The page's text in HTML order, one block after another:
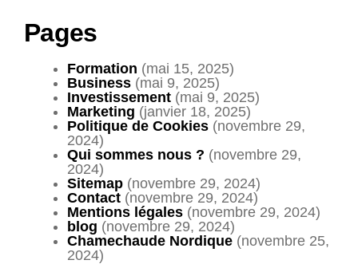
Pages
Formation (mai 15, 2025)
Business (mai 9, 2025)
Investissement (mai 9, 2025)
Marketing (janvier 18, 2025)
Politique de Cookies (novembre 29,
2024)
Qui sommes nous ? (novembre 29,
2024)
Sitemap (novembre 29, 2024)
Contact (novembre 29, 2024)
Mentions légales (novembre 29, 2024)
blog (novembre 29, 2024)
Chamechaude Nordique (novembre 25,
2024)